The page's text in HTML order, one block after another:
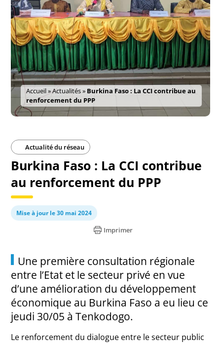
Accueil»Actualités» Burkina Faso : La CCI contribue au
renforcement du PPP
Actualité du réseau
Burkina Faso : La CCI contribue
au renforcement du PPP
Mise à jour le 30 mai 2024
Imprimer
Une première consultation régionale
entre l’Etat et le secteur privé en vue
d’une amélioration du développement
économique au Burkina Faso a eu lieu ce
jeudi 30/05 à Tenkodogo.
Le renforcement du dialogue entre le secteur public